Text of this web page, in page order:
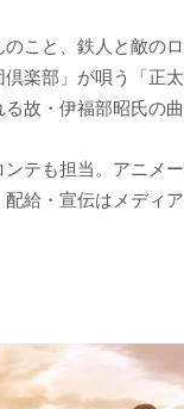
こと、鉄人と敵の
楽部」が唄う「正
る故・伊福部昭氏の
テも担当。アニメ
給・宣伝はメディア